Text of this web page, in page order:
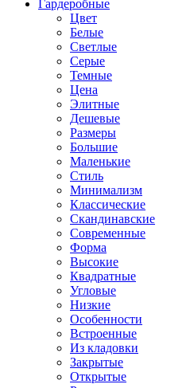
Гардеробные
Цвет
Белые
Светлые
Серые
Темные
Цена
Элитные
Дешевые
Размеры
Большие
Маленькие
Стиль
Минимализм
Классические
Скандинавские
Современные
Форма
Высокие
Квадратные
Угловые
Низкие
Особенности
Встроенные
Из кладовки
Закрытые
Открытые